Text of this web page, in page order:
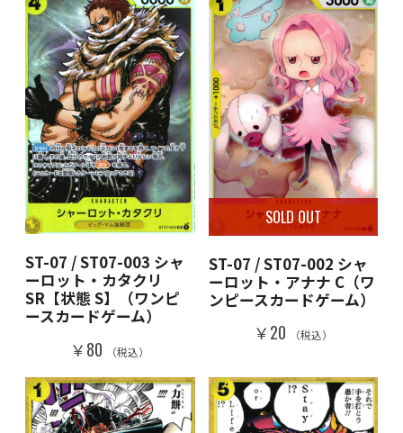
ST-07 / ST07-003 シャ
ーロット・カタクリ
SR【状態 S】（ワンピ
ースカードゲーム）
￥80 （税込）
SOLD OUT
ST-07 / ST07-002 シャ
ーロット・アナナ C（ワ
ンピースカードゲーム）
￥20 （税込）